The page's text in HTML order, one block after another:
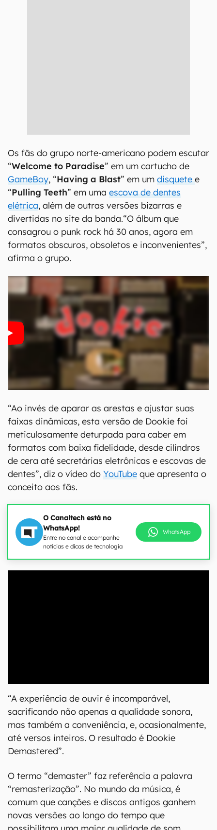
Os fãs do grupo norte-americano podem escutar
“Welcome to Paradise” em um cartucho de
GameBoy, “Having a Blast” em um disquete e
“Pulling Teeth” em uma escova de dentes
elétrica, além de outras versões bizarras e
divertidas no site da banda.“O álbum que
consagrou o punk rock há 30 anos, agora em
formatos obscuros, obsoletos e inconvenientes”,
afirma o grupo.
“Ao invés de aparar as arestas e ajustar suas
faixas dinâmicas, esta versão de Dookie foi
meticulosamente deturpada para caber em
formatos com baixa fidelidade, desde cilindros
de cera até secretárias eletrônicas e escovas de
dentes”, diz o vídeo do YouTube que apresenta o
conceito aos fãs.
O Canaltech está no
WhatsApp!
Entre no canal e acompanhe
notícias e dicas de tecnologia
WhatsApp
“A experiência de ouvir é incomparável,
sacrificando não apenas a qualidade sonora,
mas também a conveniência, e, ocasionalmente,
até versos inteiros. O resultado é Dookie
Demastered”.
O termo “demaster” faz referência a palavra
“remasterização”. No mundo da música, é
comum que canções e discos antigos ganhem
novas versões ao longo do tempo que